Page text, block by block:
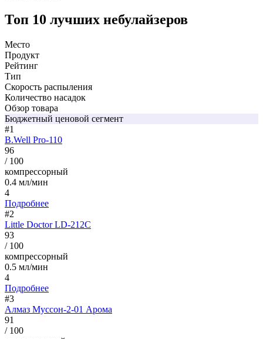
Топ 10 лучших небулайзеров
Место
Продукт
Рейтинг
Тип
Скорость распыления
Количество насадок
Обзор товара
Бюджетный ценовой сегмент
#1
B.Well Pro-110
96
/ 100
компрессорный
0.4 мл/мин
4
Подробнее
#2
Little Doctor LD-212C
93
/ 100
компрессорный
0.5 мл/мин
4
Подробнее
#3
Алмаз Муссон-2-01 Арома
91
/ 100